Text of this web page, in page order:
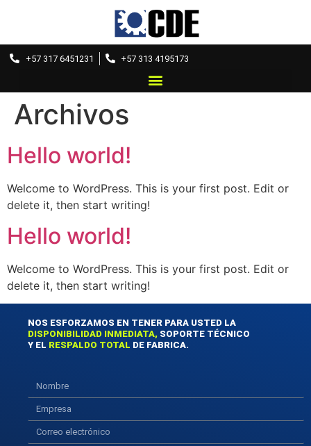
+57 317 6451231 +57 313 4195173
Archivos
Hello world!
Welcome to WordPress. This is your first post. Edit or
delete it, then start writing!
Hello world!
Welcome to WordPress. This is your first post. Edit or
delete it, then start writing!
NOS ESFORZAMOS EN TENER PARA USTED LA
DISPONIBILIDAD INMEDIATA, SOPORTE TÉCNICO
Y EL RESPALDO TOTAL DE FABRICA.